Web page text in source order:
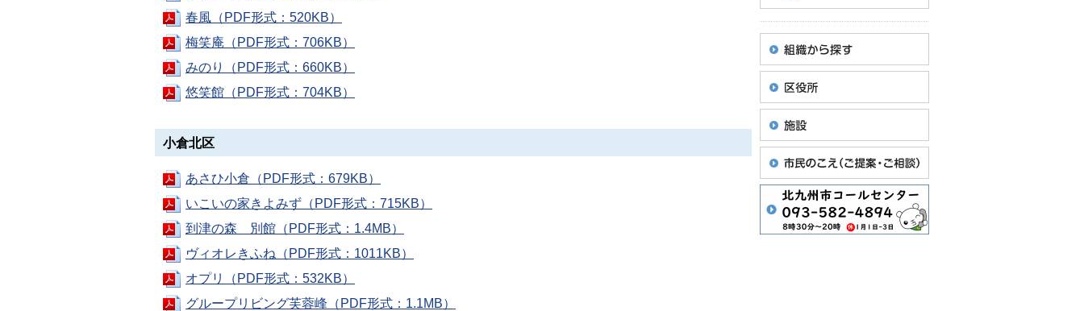
春風（PDF形式：520KB）
梅笑庵（PDF形式：706KB）
みのり（PDF形式：660KB）
悠笑館（PDF形式：704KB）
小倉北区
あさひ小倉（PDF形式：679KB）
いこいの家きよみず（PDF形式：715KB）
到津の森 別館（PDF形式：1.4MB）
ヴィオレきふね（PDF形式：1011KB）
オプリ（PDF形式：532KB）
グループリビング芙蓉峰（PDF形式：1.1MB）